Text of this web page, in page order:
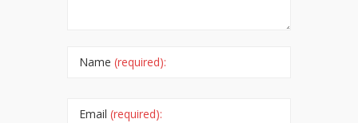
Name (required):
Email (required):